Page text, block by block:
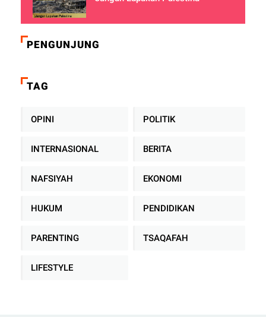
PENGUNJUNG
TAG
OPINI POLITIK
INTERNASIONAL BERITA
NAFSIYAH EKONOMI
HUKUM PENDIDIKAN
PARENTING TSAQAFAH
LIFESTYLE